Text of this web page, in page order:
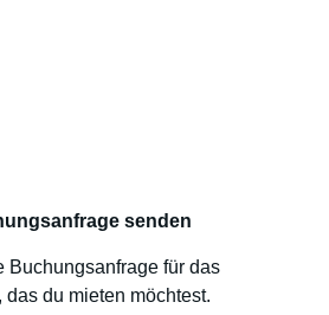
senden
Buchungsanfrage für das
das du mieten möchtest.